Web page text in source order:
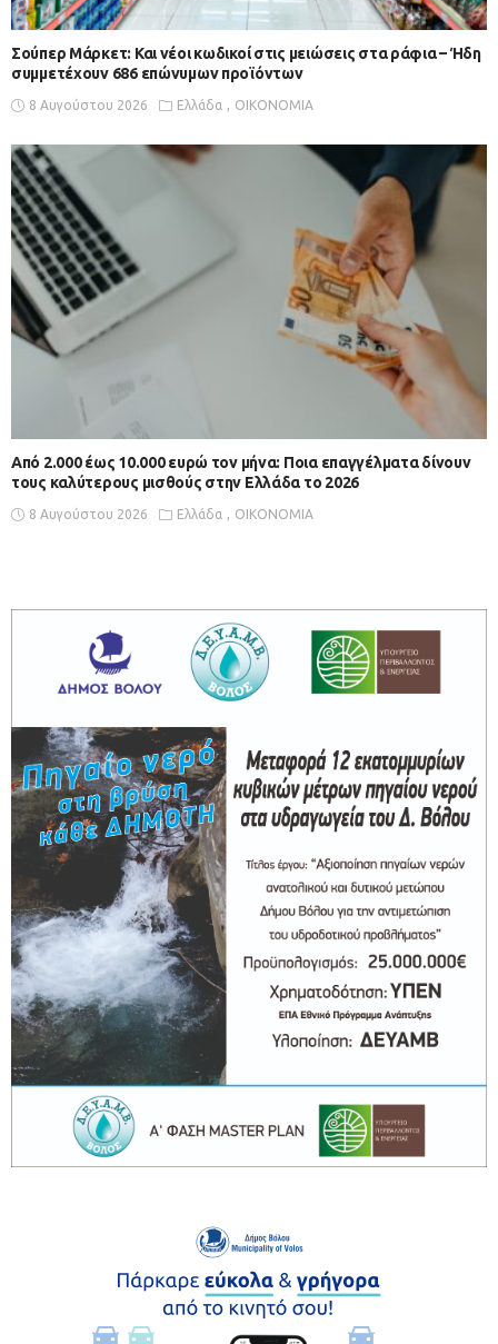
Σούπερ Μάρκετ: Και νέοι κωδικοί στις μειώσεις στα ράφια – Ήδη
συμμετέχουν 686 επώνυμων προϊόντων
8 Αυγούστου 2026 Ελλάδα ΟΙΚΟΝΟΜΙΑ
Από 2.000 έως 10.000 ευρώ τον μήνα: Ποια επαγγέλματα δίνουν
τους καλύτερους μισθούς στην Ελλάδα το 2026
8 Αυγούστου 2026 Ελλάδα ΟΙΚΟΝΟΜΙΑ